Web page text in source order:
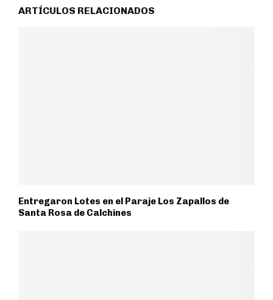
ARTÍCULOS RELACIONADOS
Entregaron Lotes en el Paraje Los Zapallos de
Santa Rosa de Calchines